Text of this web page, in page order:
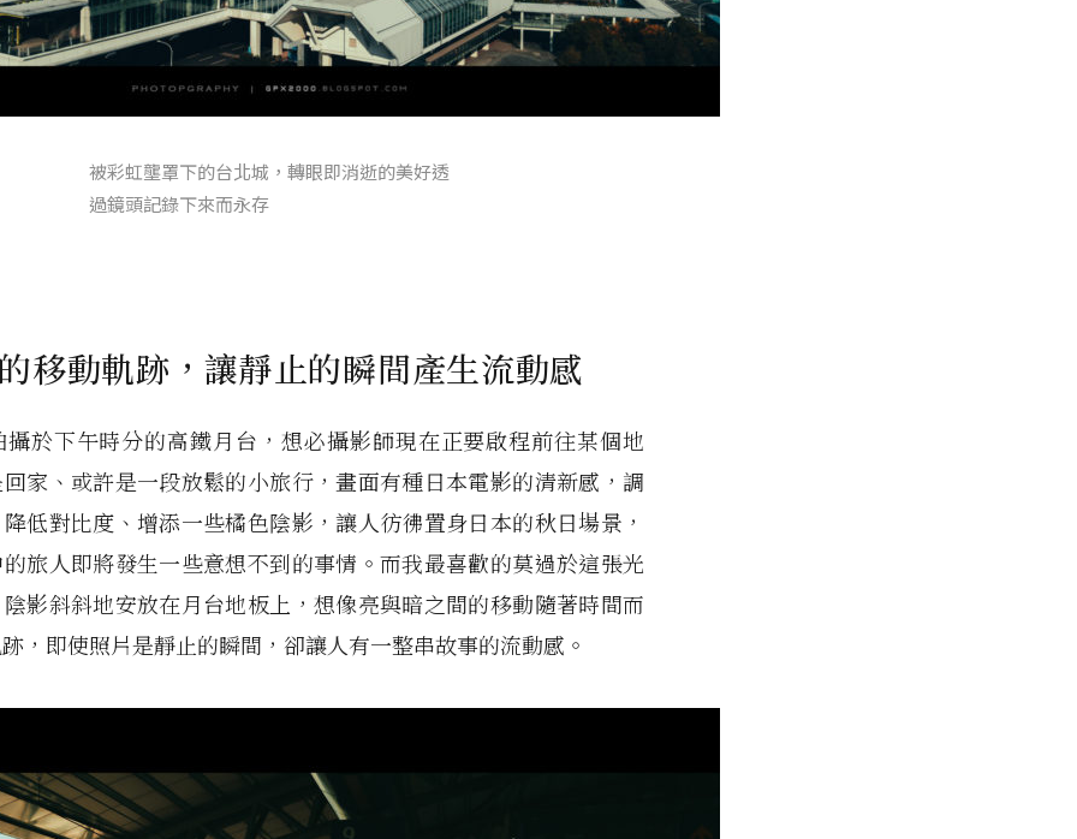
被彩虹壟罩下的台北城，轉眼即消逝的美好透
過鏡頭記錄下來而永存
移動軌跡，讓靜止的瞬間產生流動感
於下午時分的高鐵月台，想必攝影師現在正要啟程前往某個地
家、或許是一段放鬆的小旅行，畫面有種日本電影的清新感，調
低對比度、增添一些橘色陰影，讓人彷彿置身日本的秋日場景，
旅人即將發生一些意想不到的事情。而我最喜歡的莫過於這張光
影斜斜地安放在月台地板上，想像亮與暗之間的移動隨著時間而
，即使照片是靜止的瞬間，卻讓人有一整串故事的流動感。